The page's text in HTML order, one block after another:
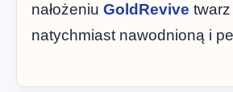
nałożeniu GoldRevive
natychmiast nawodnioną i